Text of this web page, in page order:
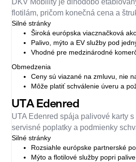
flotilám, pričom konečná cena a
Silné stránky
Široká európska viacznačková
Palivo, mýto a EV služby pod
Vhodné pre medzinárodné
Obmedzenia
Ceny sú viazané na zmluvu, nie
Môže platiť schválenie úveru a
UTA Edenred
UTA Edenred spája palivové karty
servisné poplatky a podmienky
Silné stránky
Rozsiahle európske partnerské
Mýto a flotilové služby popri palive